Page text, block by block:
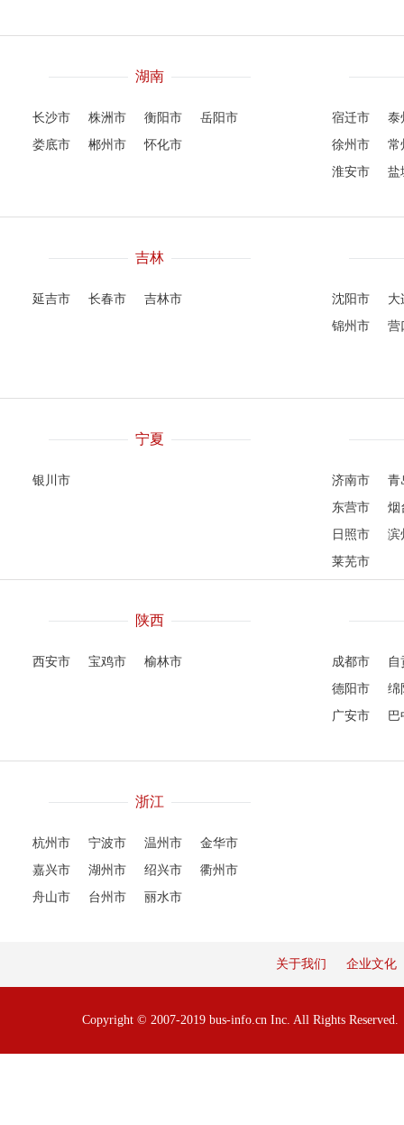
湖南
长沙市 株洲市 衡阳市
岳阳市
娄底市
郴州市 怀化市
宿迁市
泰
徐州市
常
淮安市
盐
吉林
延吉市 长春市 吉林市 沈阳市
大
锦州市
营
宁夏
银川市 济南市
青
东营市
烟
日照市
滨
莱芜市
陕西
西安市 宝鸡市 榆林市 成都市
自
德阳市
绵
广安市
巴
浙江
杭州市 宁波市 温州市
金华市
嘉兴市
湖州市 绍兴市
衢州市
舟山市
台州市 丽水市
关于我们 企业文化
Copyright © 2007-2019 bus-info.cn Inc. All Rights